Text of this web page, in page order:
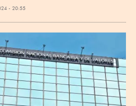
- 20:55